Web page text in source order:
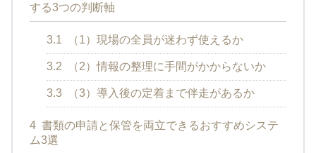
する3つの判断軸
3.1 （1）現場の全員が迷わず使えるか
3.2 （2）情報の整理に手間がかからないか
3.3 （3）導入後の定着まで伴走があるか
4 書類の申請と保管を両立できるおすすめシステ
ム3選